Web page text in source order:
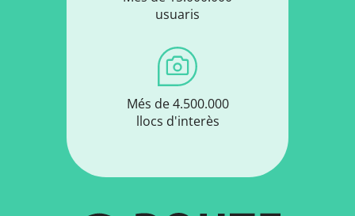
usuaris
Més de 4.500.000
llocs d'interès